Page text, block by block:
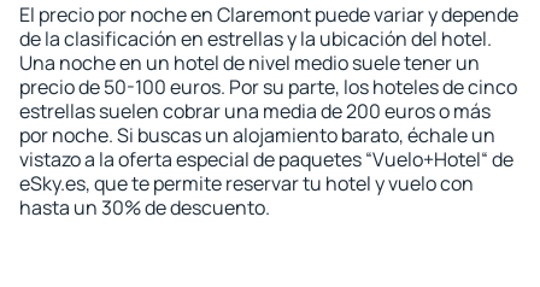
El precio por noche en Claremont puede variar y depende
de la clasificación en estrellas y la ubicación del hotel.
Una noche en un hotel de nivel medio suele tener un
precio de 50-100 euros. Por su parte, los hoteles de cinco
estrellas suelen cobrar una media de 200 euros o más
por noche. Si buscas un alojamiento barato, échale un
vistazo a la oferta especial de paquetes “Vuelo+Hotel“ de
eSky.es, que te permite reservar tu hotel y vuelo con
hasta un 30% de descuento.